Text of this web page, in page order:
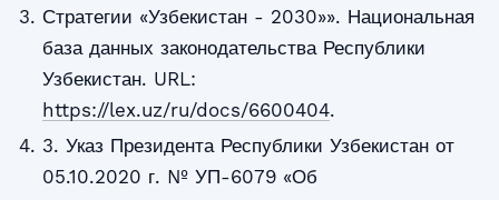
Стратегии «Узбекистан - 2030»». Национальная
база данных законодательства Республики
Узбекистан. URL:
https://lex.uz/ru/docs/6600404.
3. Указ Президента Республики Узбекистан от
05.10.2020 г. № УП-6079 «Об